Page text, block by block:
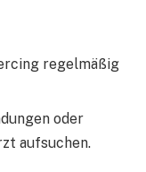
regelmäßig
oder
aufsuchen.